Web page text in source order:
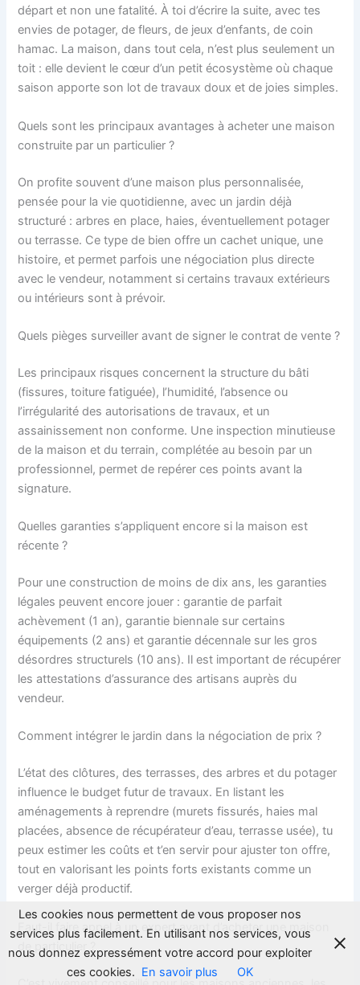
départ et non une fatalité. À toi d’écrire la suite, avec tes
envies de potager, de fleurs, de jeux d’enfants, de coin
hamac. La maison, dans tout cela, n’est plus seulement un
toit : elle devient le cœur d’un petit écosystème où chaque
saison apporte son lot de travaux doux et de joies simples.
Quels sont les principaux avantages à acheter une maison
construite par un particulier ?
On profite souvent d’une maison plus personnalisée,
pensée pour la vie quotidienne, avec un jardin déjà
structuré : arbres en place, haies, éventuellement potager
ou terrasse. Ce type de bien offre un cachet unique, une
histoire, et permet parfois une négociation plus directe
avec le vendeur, notamment si certains travaux extérieurs
ou intérieurs sont à prévoir.
Quels pièges surveiller avant de signer le contrat de vente ?
Les principaux risques concernent la structure du bâti
(fissures, toiture fatiguée), l’humidité, l’absence ou
l’irrégularité des autorisations de travaux, et un
assainissement non conforme. Une inspection minutieuse
de la maison et du terrain, complétée au besoin par un
professionnel, permet de repérer ces points avant la
signature.
Quelles garanties s’appliquent encore si la maison est
récente ?
Pour une construction de moins de dix ans, les garanties
légales peuvent encore jouer : garantie de parfait
achèvement (1 an), garantie biennale sur certains
équipements (2 ans) et garantie décennale sur les gros
désordres structurels (10 ans). Il est important de récupérer
les attestations d’assurance des artisans auprès du
vendeur.
Comment intégrer le jardin dans la négociation de prix ?
L’état des clôtures, des terrasses, des arbres et du potager
influence le budget futur de travaux. En listant les
aménagements à reprendre (murets fissurés, haies mal
placées, absence de récupérateur d’eau, terrasse usée), tu
peux estimer les coûts et t’en servir pour ajuster ton offre,
tout en valorisant les points forts existants comme un
verger déjà productif.
Faut-il faire appel à un expert avant d’acheter une maison
de particulier ?
Les cookies nous permettent de vous proposer nos
services plus facilement. En utilisant nos services, vous
nous donnez expressément votre accord pour exploiter
ces cookies. En savoir plus OK